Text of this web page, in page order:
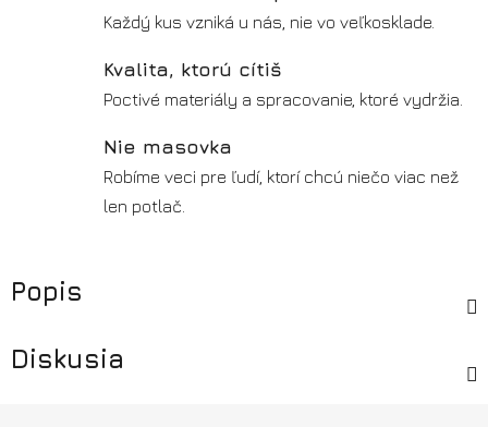
Každý kus vzniká u nás, nie vo veľkosklade.
Kvalita, ktorú cítiš
Poctivé materiály a spracovanie, ktoré vydržia.
Nie masovka
Robíme veci pre ľudí, ktorí chcú niečo viac než
len potlač.
Popis
Diskusia